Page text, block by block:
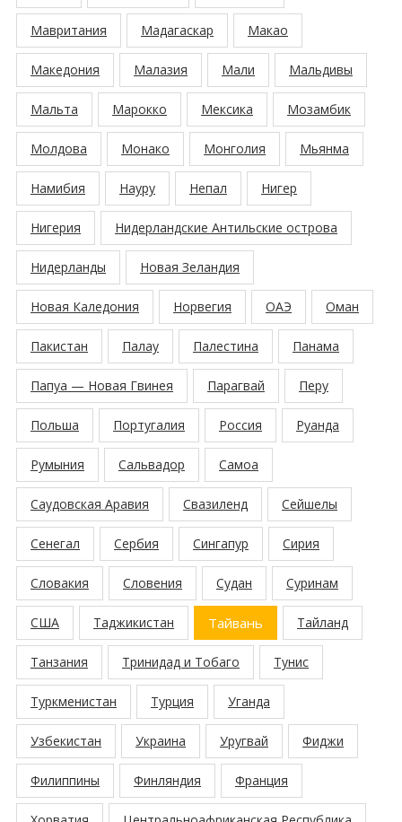
Мавритания Мадагаскар Макао
Македония Малазия Мали Мальдивы
Мальта Марокко Мексика Мозамбик
Молдова Монако Монголия Мьянма
Намибия Науру Непал Нигер
Нигерия Нидерландские Антильские острова
Нидерланды Новая Зеландия
Новая Каледония Норвегия ОАЭ Оман
Пакистан Палау Палестина Панама
Папуа — Новая Гвинея Парагвай Перу
Польша Португалия Россия Руанда
Румыния Сальвадор Самоа
Саудовская Аравия Свазиленд Сейшелы
Сенегал Сербия Сингапур Сирия
Словакия Словения Судан Суринам
США Таджикистан Тайвань Тайланд
Танзания Тринидад и Тобаго Тунис
Туркменистан Турция Уганда
Узбекистан Украина Уругвай Фиджи
Филиппины Финляндия Франция